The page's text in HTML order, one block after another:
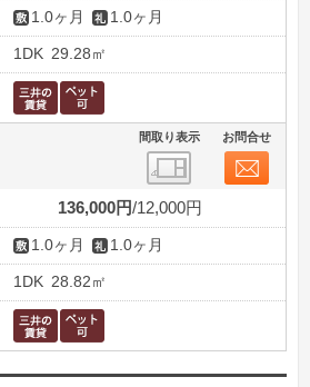
1.0ヶ月 1.0ヶ月
1DK 29.28㎡
間取り表示 お問合せ
136,000円 12,000円
1.0ヶ月 1.0ヶ月
1DK 28.82㎡